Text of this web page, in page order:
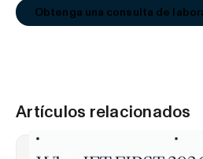
Obtenga una consulta de
Artículos relacionados